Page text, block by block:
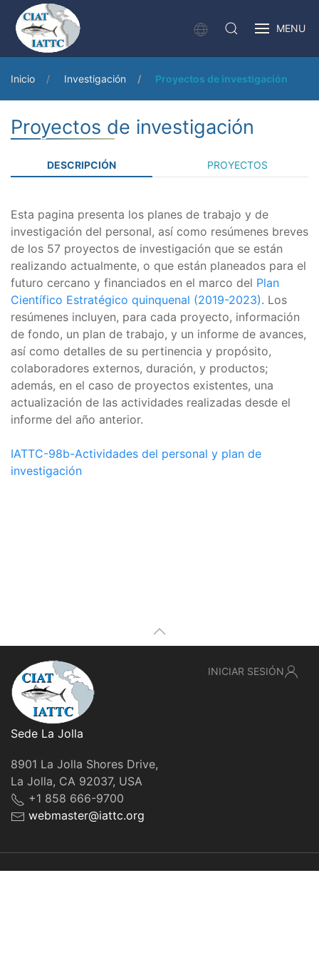
MENU
Inicio Investigación Proyectos de investigación
Proyectos de investigación
DESCRIPCIÓN PROYECTOS
Esta pagina presenta los planes de trabajo y de
investigación del personal, así como resúmenes breves
de los 57 proyectos de investigación que se están
realizando actualmente, o que están planeados para el
futuro cercano y financiados en el marco del Plan
Científico Estratégico quinquenal (2019-2023). Los
resúmenes incluyen, para cada proyecto, información
de fondo, un plan de trabajo, y un informe de avances,
así como detalles de su pertinencia y propósito,
colaboradores externos, duración, y productos;
además, en el caso de proyectos existentes, una
actualización de las actividades realizadas desde el
informe del año anterior.
IATTC-98b-Actividades del personal y plan de
investigación
Sede La Jolla
8901 La Jolla Shores Drive,
La Jolla, CA 92037, USA
+1 858 666-9700
webmaster@iattc.org
INICIAR SESIÓN
© IATTC, 2022-2026